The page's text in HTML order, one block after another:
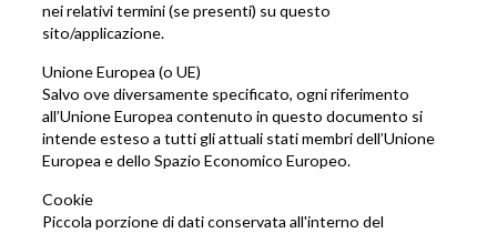
nei relativi termini (se presenti) su questo
sito/applicazione.
Unione Europea (o UE)
Salvo ove diversamente specificato, ogni riferimento
all’Unione Europea contenuto in questo documento si
intende esteso a tutti gli attuali stati membri dell’Unione
Europea e dello Spazio Economico Europeo.
Cookie
Piccola porzione di dati conservata all'interno del